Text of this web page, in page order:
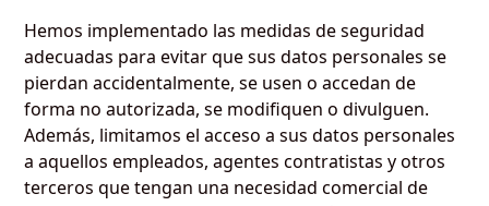
Hemos implementado las medidas de seguridad
adecuadas para evitar que sus datos personales se
pierdan accidentalmente, se usen o accedan de
forma no autorizada, se modifiquen o divulguen.
Además, limitamos el acceso a sus datos personales
a aquellos empleados, agentes contratistas y otros
terceros que tengan una necesidad comercial de